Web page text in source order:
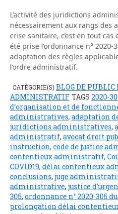
L’activité des juridictions
nécessairement aux rangs des
crise sanitaire, c’est en tout cas
été prise l’ordonnance n°
adaptation des règles
l’ordre administratif.
CATÉGORIE(S) BLOG DE PUBLIC
ADMINISTRATIF TAGS 2020-
d’organisation et de
administratives, adaptation
juridictions administratives,
administratif, avocat droit
instruction, code de justice
contentieux administratif,
COVID19, délai contentieux
conclusions, juge
administrative, justice
305, ordonnance n° 2020-305
prolongation délai